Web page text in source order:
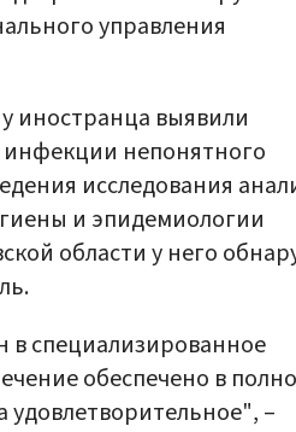
управления
иностранца выявили
непонятного
исследования
и эпидемиологии
области у него
в специализированное
обеспечено в
удовлетворительное", –